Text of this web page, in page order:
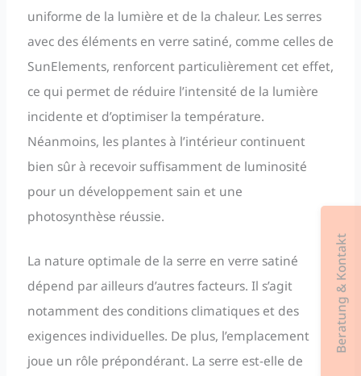
uniforme de la lumière et de la chaleur. Les serres
avec des éléments en verre satiné, comme celles de
SunElements, renforcent particulièrement cet effet,
ce qui permet de réduire l’intensité de la lumière
incidente et d’optimiser la température.
Néanmoins, les plantes à l’intérieur continuent
bien sûr à recevoir suffisamment de luminosité
pour un développement sain et une
photosynthèse réussie.
La nature optimale de la serre en verre satiné
dépend par ailleurs d’autres facteurs. Il s’agit
notamment des conditions climatiques et des
exigences individuelles. De plus, l’emplacement
joue un rôle prépondérant. La serre est-elle de
Beratung & Kontakt